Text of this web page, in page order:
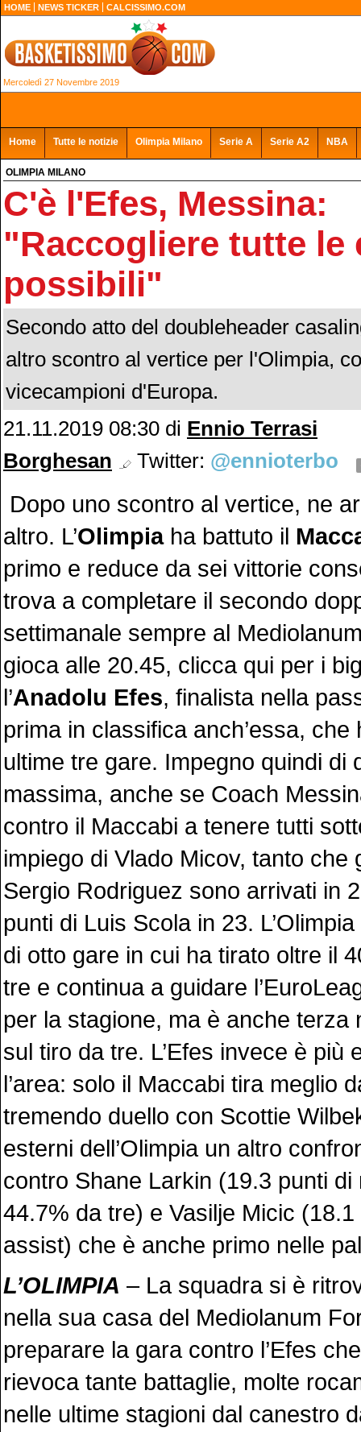
HOME NEWS TICKER CALCISSIMO.COM
Mercoledì 27 Novembre 2019
Home Tutte le notizie Olimpia Milano Serie A Serie A2 NBA
OLIMPIA MILANO
C'è l'Efes, Messina:
"Raccogliere tutte le
possibili"
Secondo atto del doubleheader
altro scontro al vertice per l'Olimpia,
vicecampioni d'Europa.
21.11.2019 08:30 di Ennio Terrasi
Borghesan
Twitter: @ennioterbo
Dopo uno scontro al vertice, ne
altro. L’Olimpiaha battuto il
primo e reduce da sei vittorie
trova a completare il secondo
settimanale sempre al
gioca alle 20.45, clicca qui per i
l’Anadolu Efes, finalista nella
prima in classifica anch’essa, che
ultime tre gare. Impegno quindi di
massima, anche se Coach
contro il Maccabi a tenere tutti
impiego di Vlado Micov, tanto che
Sergio Rodriguez sono arrivati in
punti di Luis Scola in 23.
di otto gare in cui ha tirato oltre il
tre e continua a guidare
per la stagione, ma è anche terza
sul tiro da tre. L’Efes invece è più
l’area: solo il Maccabi tira meglio
tremendo duello con Scottie
esterni dell’Olimpia un altro
contro Shane Larkin (19.3 punti di
44.7% da tre) e Vasilje Micic
assist) che è anche primo nelle
L’OLIMPIA – La squadra si è
nella sua casa del Mediolanum
preparare la gara contro l’Efes
rievoca tante battaglie, molte
nelle ultime stagioni dal canestro